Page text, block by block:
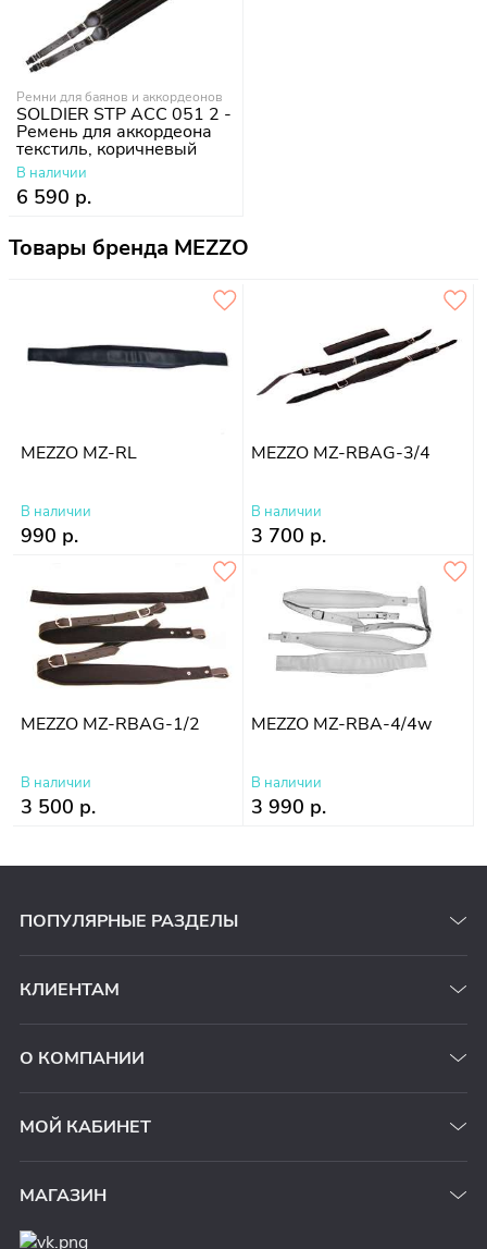
Ремни для баянов и аккордеонов
SOLDIER STP ACC 051 2 -
Ремень для аккордеона
текстиль, коричневый
В наличии
6 590 р.
Товары бренда MEZZO
MEZZO MZ-RL
В наличии
990 р.
MEZZO MZ-RBAG-3/4
В наличии
3 700 р.
MEZZO MZ-RBAG-1/2
В наличии
3 500 р.
MEZZO MZ-RBA-4/4w
В наличии
3 990 р.
ПОПУЛЯРНЫЕ РАЗДЕЛЫ
КЛИЕНТАМ
О КОМПАНИИ
МОЙ КАБИНЕТ
МАГАЗИН